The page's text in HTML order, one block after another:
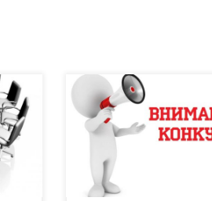
В целях поощрения руководителей
организаций, достигших
результатов в сфере управления, а
успешно развивающихся
учрежден Волгоградский
«Лучшие менеджеры и организации